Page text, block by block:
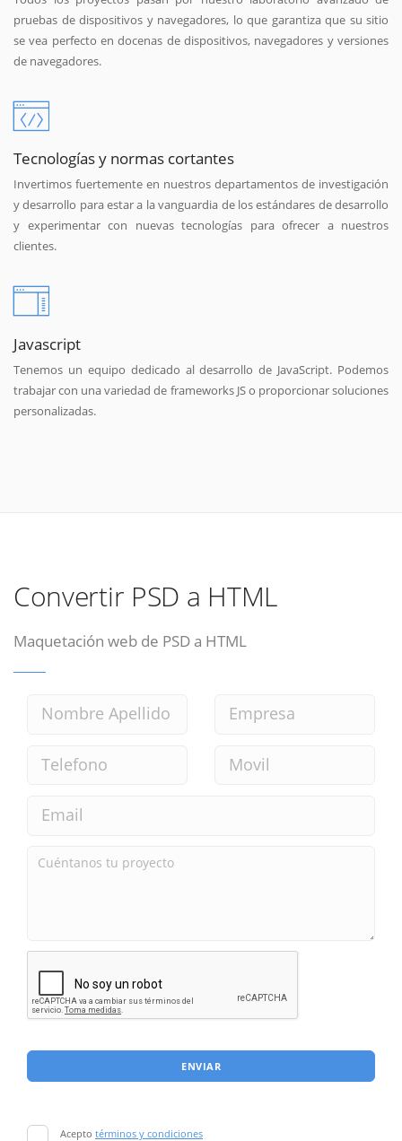
pruebas de dispositivos y navegadores, lo que garantiza que su sitio
se vea perfecto en docenas de dispositivos, navegadores y versiones
de navegadores.
Tecnologías y normas cortantes
Invertimos fuertemente en nuestros departamentos de investigación
y desarrollo para estar a la vanguardia de los estándares de desarrollo
y experimentar con nuevas tecnologías para ofrecer a nuestros
clientes.
Javascript
Tenemos un equipo dedicado al desarrollo de JavaScript. Podemos
trabajar con una variedad de frameworks JS o proporcionar soluciones
personalizadas.
Convertir PSD a HTML
Maquetación web de PSD a HTML
ENVIAR
Acepto términos y condiciones